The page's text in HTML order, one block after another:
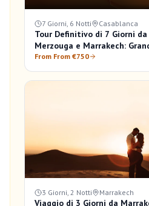
7 Giorni, 6 Notti Casablanca
Tour Definitivo di 7 Giorni da
Merzouga e Marrakech:
Marocco
From From €750
3 Giorni, 2 Notti Marrakech
Viaggio di 3 Giorni da